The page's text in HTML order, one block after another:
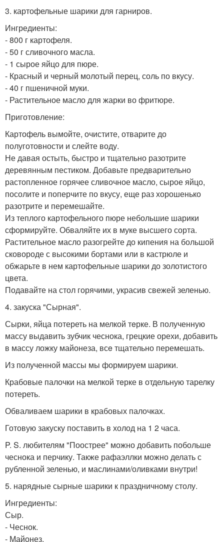
3. картофельные шарики для гарниров.
Ингредиенты:
- 800 г картофеля.
- 50 г сливочного масла.
- 1 сырое яйцо для пюре.
- Красный и черный молотый перец, соль по вкусу.
- 40 г пшеничной муки.
- Растительное масло для жарки во фритюре.
Приготовление:
Картофель вымойте, очистите, отварите до
полуготовности и слейте воду.
Не давая остыть, быстро и тщательно разотрите
деревянным пестиком. Добавьте предварительно
растопленное горячее сливочное масло, сырое яйцо,
посолите и поперчите по вкусу, еще раз хорошенько
разотрите и перемешайте.
Из теплого картофельного пюре небольшие шарики
сформируйте. Обваляйте их в муке высшего сорта.
Растительное масло разогрейте до кипения на большой
сковороде с высокими бортами или в кастрюле и
обжарьте в нем картофельные шарики до золотистого
цвета.
Подавайте на стол горячими, украсив свежей зеленью.
4. закуска "Сырная".
Сырки, яйца потереть на мелкой тeрке. В полученную
массу выдавить зубчик чеснока, грецкие орехи, добавить
в массу ложку майонеза, всe тщательно перемешать.
Из полученной массы мы формируем шарики.
Крабовые палочки на мелкой тeрке в отдельную тарелку
потереть.
Обваливаем шарики в крабовых палочках.
Готовую закуску поставить в холод на 1 2 часа.
P. S. любителям "Поострее" можно добавить побольше
чеснока и перчику. Также рафаэллки можно делать с
рубленной зеленью, и маслинами/оливками внутри!
5. нарядные сырные шарики к праздничному столу.
Ингредиенты:
Сыр.
- Чеснок.
- Майонез.